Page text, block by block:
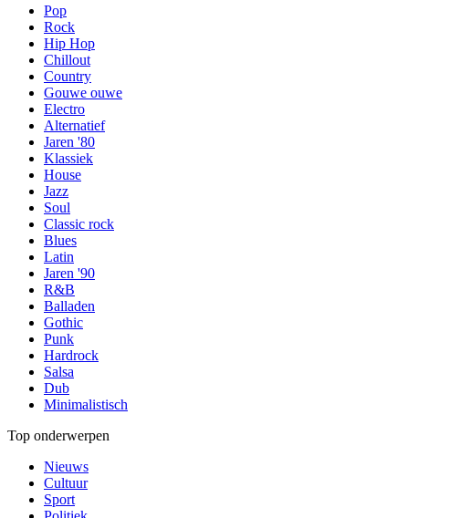
Pop
Rock
Hip Hop
Chillout
Country
Gouwe ouwe
Electro
Alternatief
Jaren '80
Klassiek
House
Jazz
Soul
Classic rock
Blues
Latin
Jaren '90
R&B
Balladen
Gothic
Punk
Hardrock
Salsa
Dub
Minimalistisch
Top onderwerpen
Nieuws
Cultuur
Sport